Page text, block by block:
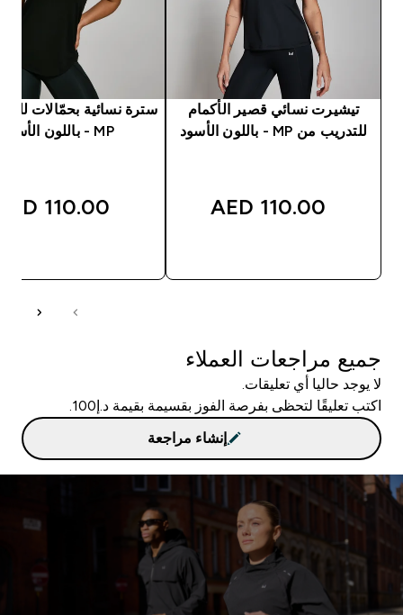
تيشيرت نسائي قصير الأكمام
للتدريب من MP - باللون الأسود
110.00 AED‎
سترة نسائية بحمّالات
MP - باللون الأسود
110.00 AED‎
جميع مراجعات العملاء
لا يوجد حاليا أي تعليقات.
اكتب تعليقًا لتحظى بفرصة الفوز بقسيمة بقيمة د.إ100.
إنشاء مراجعة